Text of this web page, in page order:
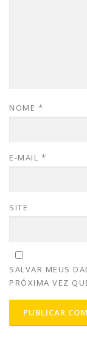
NOME *
E-MAIL *
SITE
SALVAR MEUS
PRÓXIMA VEZ